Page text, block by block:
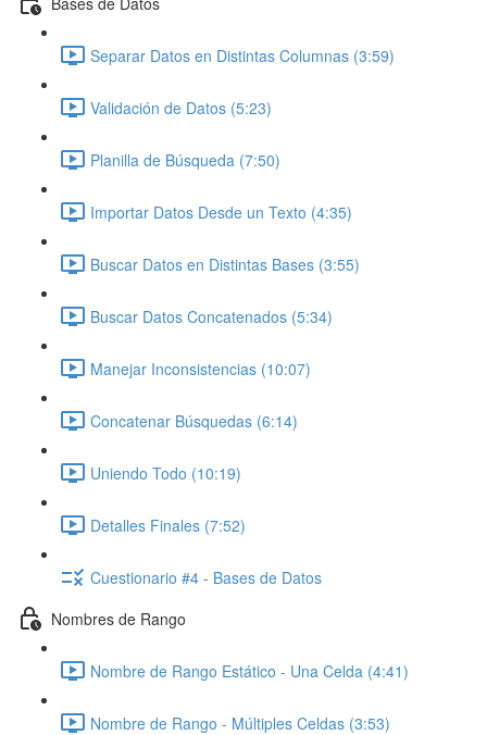
Separar Datos en Distintas Columnas (3:59)
Validación de Datos (5:23)
Planilla de Búsqueda (7:50)
Importar Datos Desde un Texto (4:35)
Buscar Datos en Distintas Bases (3:55)
Buscar Datos Concatenados (5:34)
Manejar Inconsistencias (10:07)
Concatenar Búsquedas (6:14)
Uniendo Todo (10:19)
Detalles Finales (7:52)
Cuestionario #4 - Bases de Datos
Nombres de Rango
Nombre de Rango Estático - Una Celda (4:41)
Nombre de Rango - Múltiples Celdas (3:53)